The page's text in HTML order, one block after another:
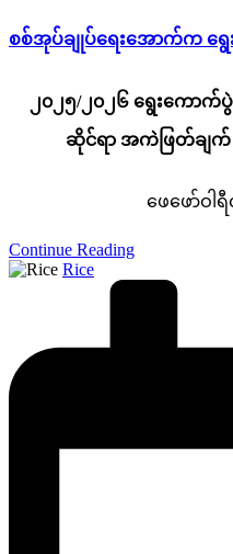
စစ်အုပ်ချုပ်ရေးအောက်က ရွ
၂၀၂၅/၂၀၂၆ ရွေးကော
ဆိုင်ရာ အကဲဖြတ်ချက်
ဖေဖော်ဝါ
Continue Reading
Posted Rice